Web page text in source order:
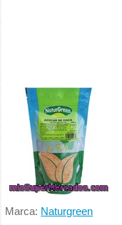
Marca: Naturgreen